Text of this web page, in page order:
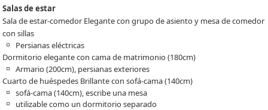
Salas de estar
Sala de estar-comedor Elegante con grupo de asiento y mesa de comedor
con sillas
Persianas eléctricas
Dormitorio elegante con cama de matrimonio (180cm)
Armario (200cm), persianas exteriores
Cuarto de huéspedes Brillante con sofá-cama (140cm)
sofá-cama (140cm), escribe una mesa
utilizable como un dormitorio separado